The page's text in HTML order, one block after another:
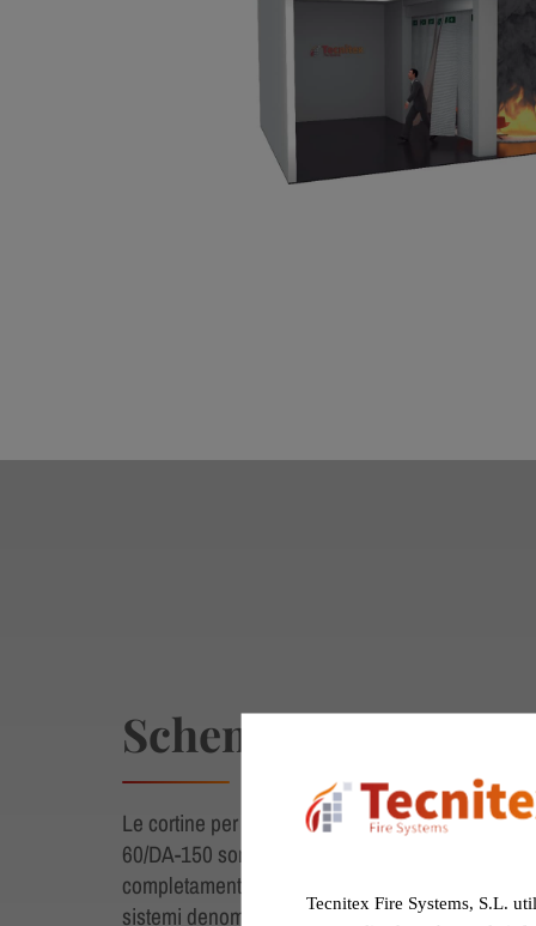
Schema tecnico
Le cortine per il controllo dei fumi TECNITEX
60/DA-150 sono installate con lo scopo di chiudere
completamente il serbatoio di fumo fino al livello
sistemi denominati ASB-3 & ASB-4, la loro
Tecnitex Fire Systems, S.L.